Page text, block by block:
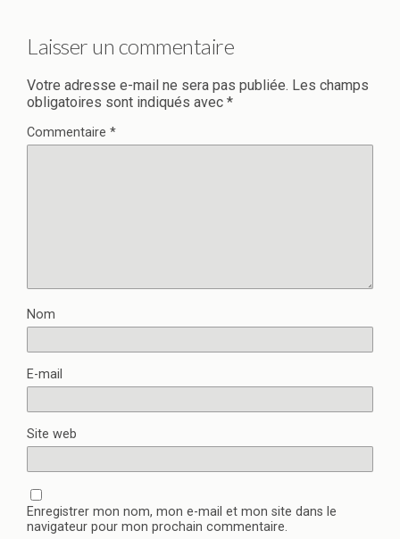
Laisser un commentaire
Votre adresse e-mail ne sera pas publiée. Les champs
obligatoires sont indiqués avec *
Commentaire *
Nom
E-mail
Site web
Enregistrer mon nom, mon e-mail et mon site dans le
navigateur pour mon prochain commentaire.